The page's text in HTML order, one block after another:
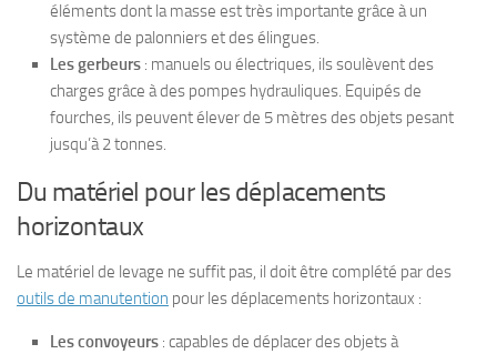
éléments dont la masse est très importante grâce à un
système de palonniers et des élingues.
Les gerbeurs : manuels ou électriques, ils soulèvent des
charges grâce à des pompes hydrauliques. Equipés de
fourches, ils peuvent élever de 5 mètres des objets pesant
jusqu’à 2 tonnes.
Du matériel pour les déplacements
horizontaux
Le matériel de levage ne suffit pas, il doit être complété par des
outils de manutention pour les déplacements horizontaux :
Les convoyeurs : capables de déplacer des objets à